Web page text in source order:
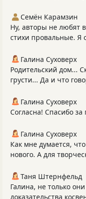
Семён Карамзин
Ну, авторы не любят
стихи провальные. Я
Галина Суховерх
Родительский дом...
грусти... Да и что
Галина Суховерх
Согласна! Спасибо
Галина Суховерх
Как мне думается,
нового. А для
Таня Штернфельд
Галина, не только
доказательства